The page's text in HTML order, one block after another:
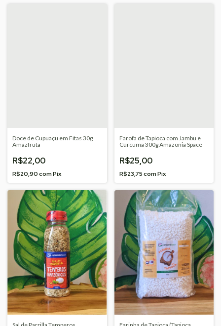
Doce de Cupuaçu em Fitas 30g
Amazfruta
R$22,00
R$20,90comPix
Farofa de Tapioca com Jambu e
Cúrcuma 300g Amazonia Space
R$25,00
R$23,75comPix